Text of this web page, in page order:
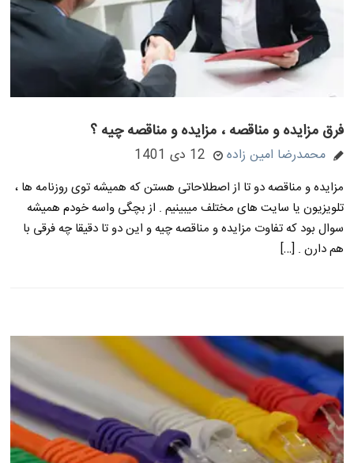
فرق مزایده و مناقصه ، مزایده و مناقصه چیه ؟
محمدرضا امین زاده 12 دی 1401
مزایده و مناقصه دو تا از اصطلاحاتی هستن که همیشه توی روزنامه ها ،
تلویزیون یا سایت های مختلف میبینیم . از بچگی واسه خودم همیشه
سوال بود که تفاوت مزایده و مناقصه چیه و این دو تا دقیقا چه فرقی با
هم دارن . […]